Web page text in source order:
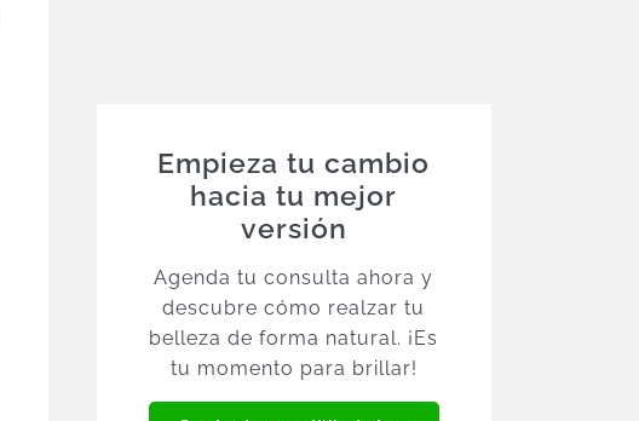
Empieza tu cambio
hacia tu mejor
versión
Agenda tu consulta ahora y
descubre cómo realzar tu
belleza de forma natural. ¡Es
tu momento para brillar!